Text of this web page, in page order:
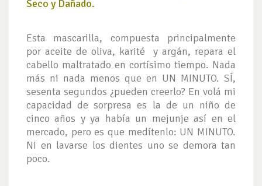
Seco y Dañado.
Esta mascarilla, compuesta principalmente
por aceite de oliva, karité y argán, repara el
cabello maltratado en cortísimo tiempo. Nada
más ni nada menos que en UN MINUTO. SÍ,
sesenta segundos ¿pueden creerlo? En volá mi
capacidad de sorpresa es la de un niño de
cinco años y ya había un mejunje así en el
mercado, pero es que medítenlo: UN MINUTO.
Ni en lavarse los dientes uno se demora tan
poco.